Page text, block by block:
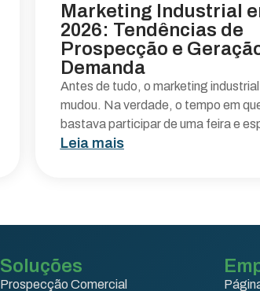
Marketing Industrial
2026: Tendências de
Prospecção e
Demanda
Antes de tudo, o marketing industrial
mudou. Na verdade, o tempo em
bastava participar de uma feira e
Leia mais
Soluções
Prospecção Comercial